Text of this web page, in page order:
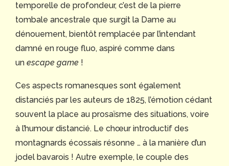
temporelle de profondeur, c’est de la pierre
tombale ancestrale que surgit la Dame au
dénouement, bientôt remplacée par l’intendant
damné en rouge fluo, aspiré comme dans
un escape game !
Ces aspects romanesques sont également
distanciés par les auteurs de 1825, l’émotion cédant
souvent la place au prosaïsme des situations, voire
à l’humour distancié. Le chœur introductif des
montagnards écossais résonne … à la manière d’un
jodel bavarois ! Autre exemple, le couple des